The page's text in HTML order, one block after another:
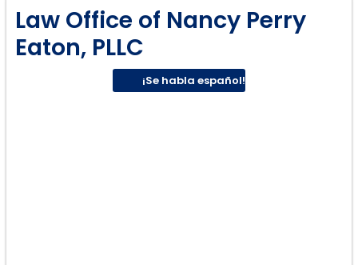
Law Office of Nancy Perry
Eaton, PLLC
¡Se habla español!